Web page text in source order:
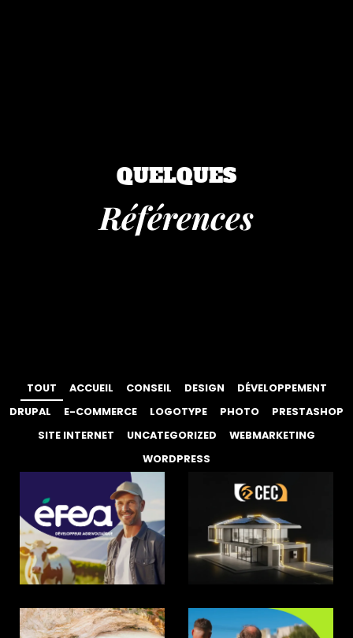
QUELQUES
Références
ACCUEIL CONSEIL DESIGN
DÉVELOPPEMENT
DRUPAL
E-COMMERCE LOGOTYPE PHOTO
PRESTASHOP
SITE INTERNET
UNCATEGORIZED
WEBMARKETING
WORDPRESS
TOUT